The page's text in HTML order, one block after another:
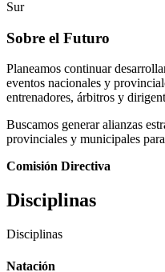
Sobre el Futuro
Planeamos continuar
eventos nacionales y
entrenadores, árbitros y
Buscamos generar alianzas
provinciales y municipales
Comisión Directiva
Disciplinas
Disciplinas
Natación